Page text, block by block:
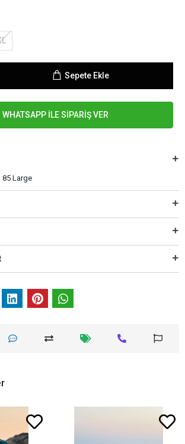
Sepete Ekle
WHATSAPP İLE SİPARİŞ VER
85 Large